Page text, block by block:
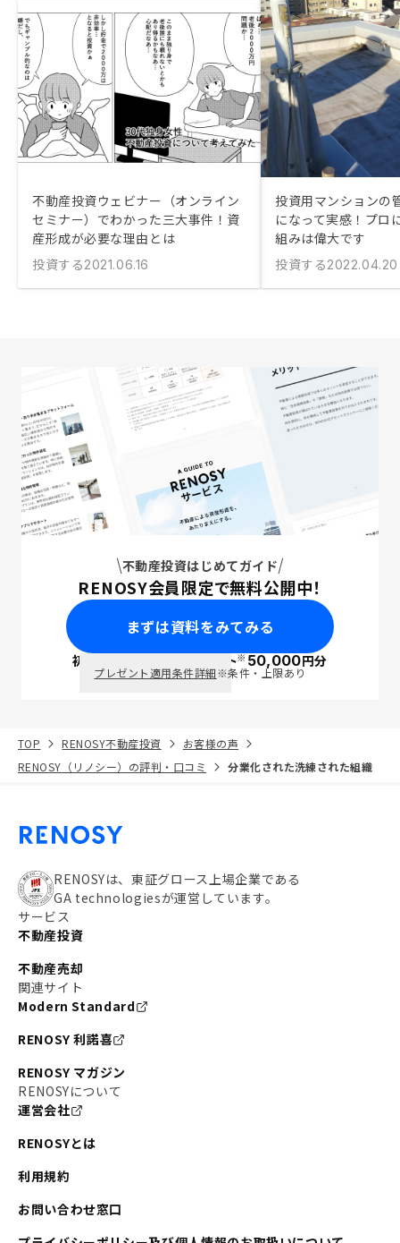
不動産投資ウェビナー（オンライン
セミナー）でわかった三大事件！資
産形成が必要な理由とは
投資する2021.06.16
投資用マンションの
になって実感！プロ
組みは偉大です
投資する2022.04.20
不動産投資はじめてガイド
RENOSY会員限定で無料公開中！
まずは資料をみてみる
初回面談で ポイント※50,000円分
プレゼント適用条件詳細※条件・上限あり
TOP RENOSY不動産投資
お客様の声
RENOSY（リノシー）の評判・口コミ
分業化された洗練された組織
RENOSYは、東証グロース上場企業である
GA technologiesが運営しています。
サービス
不動産投資
不動産売却
関連サイト
Modern Standard
RENOSY 利諾喜
RENOSY マガジン
RENOSYについて
運営会社
RENOSYとは
利用規約
お問い合わせ窓口